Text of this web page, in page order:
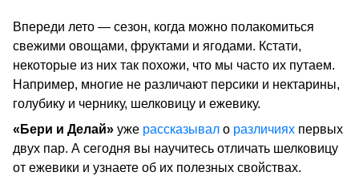
Впереди лето — сезон, когда можно полакомиться
свежими овощами, фруктами и ягодами. Кстати,
некоторые из них так похожи, что мы часто их путаем.
Например, многие не различают персики и нектарины,
голубику и чернику, шелковицу и ежевику.
«Бери и Делай» уже рассказывал о различиях первых
двух пар. А сегодня вы научитесь отличать шелковицу
от ежевики и узнаете об их полезных свойствах.